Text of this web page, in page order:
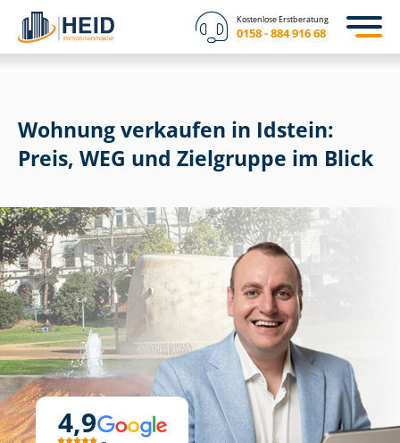
Kostenlose Erstberatung
0158 - 884 916 68
4,9
Wohnung verkaufen in Idstein:
Preis, WEG und Zielgruppe im Blick